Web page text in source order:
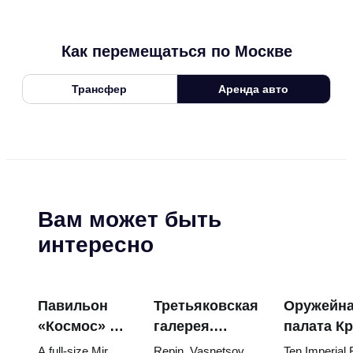
Как перемещаться по Москве
Трансфер Аренда авто
Вам может быть
интересно
Павильон
«Космос» на
ВДНХ:
Третьяковская
галерея.
Шедевры:
палата
яйца